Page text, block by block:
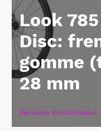
Look
Disc:
gomme
28 mm
Redazione BiciDaStrada.it